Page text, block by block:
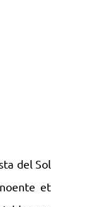
del Sol
et